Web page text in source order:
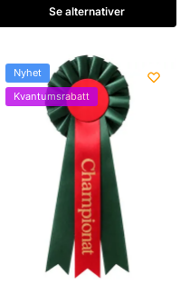
Se alternativer
Nyhet
Kvantumsrabatt